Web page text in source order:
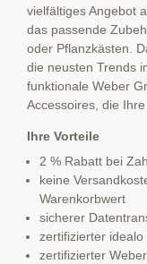
vielfältiges Angebot
das passende
oder Pflanzkästen.
die neusten Trends
funktionale Weber
Accessoires, die
Ihre Vorteile
2 % Rabatt bei
keine
Warenkorbwert
sicherer
zertifizierter idealo
zertifizierter